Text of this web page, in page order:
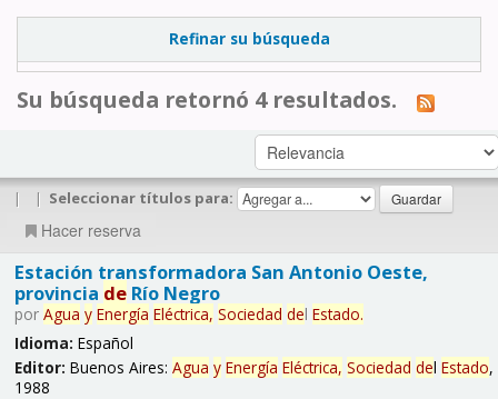
Refinar su búsqueda
Su búsqueda retornó 4 resultados.
| | Seleccionar títulos para:
Hacer reserva
Estación transformadora San Antonio Oeste,
provincia deRío Negro
por Agua y Energía Eléctrica, Sociedad del Estado.
Idioma: Español
Editor: Buenos Aires: Agua y Energía Eléctrica, Sociedad del Estado,
1988